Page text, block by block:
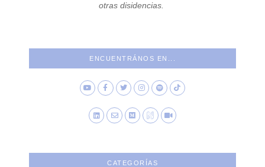
otras disidencias.
ENCUENTRÁNOS EN...
CATEGORÍAS